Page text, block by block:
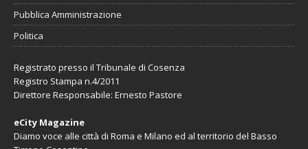
Pubblica Amministrazione
Politica
Registrato presso il Tribunale di Cosenza
Registro Stampa n.4/2011
Direttore Responsabile: Ernesto Pastore
eCity Magazine
Diamo voce alle città di Roma e Milano ed al territorio del Basso